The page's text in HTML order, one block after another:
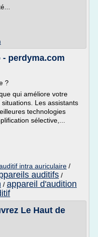
perdyma.com
?
qui améliore votre
Les assistants
technologies
sélective,...
intra auriculaire /
auditifs /
/ appareil d'audition
Le Haut de